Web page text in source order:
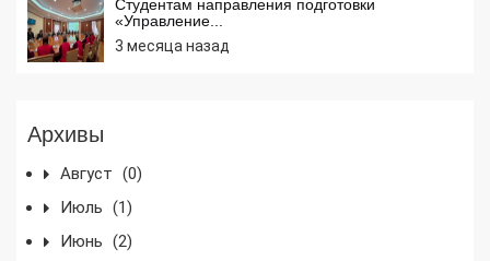
Студентам направления подготовки
«Управление...
3 месяца назад
Архивы
Август (0)
Июль (1)
Июнь (2)